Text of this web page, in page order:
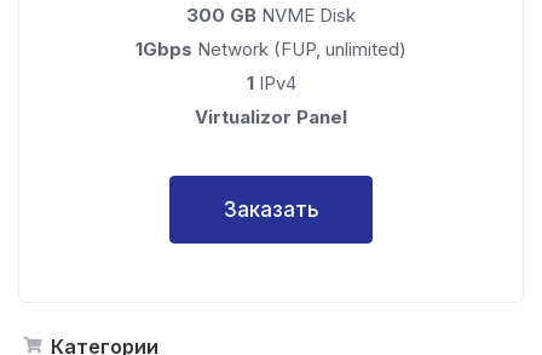
Категории
300 GB NVME Disk
1Gbps Network (FUP, unlimited)
1IPv4
Virtualizor Panel
Заказать